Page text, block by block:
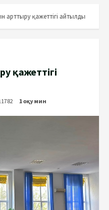
арттыру қажеттігі айтылды
қажеттігі
1 оқу мин